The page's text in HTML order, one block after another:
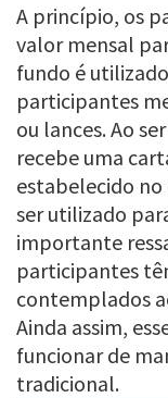
A princípio, os
valor mensal
fundo é
participantes
ou lances. Ao
recebe uma
estabelecido
ser utilizado
importante
participantes
contemplados
Ainda assim,
funcionar de
tradicional.